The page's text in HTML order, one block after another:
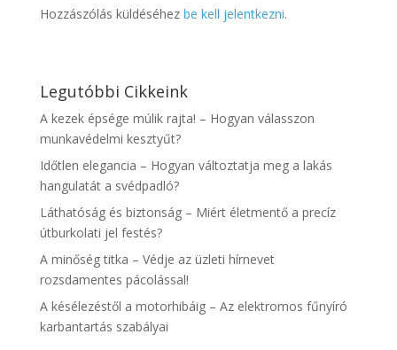
Hozzászólás küldéséhez be kell jelentkezni.
Legutóbbi Cikkeink
A kezek épsége múlik rajta! – Hogyan válasszon
munkavédelmi kesztyűt?
Időtlen elegancia – Hogyan változtatja meg a lakás
hangulatát a svédpadló?
Láthatóság és biztonság – Miért életmentő a precíz
útburkolati jel festés?
A minőség titka – Védje az üzleti hírnevet
rozsdamentes pácolással!
A késélezéstől a motorhibáig – Az elektromos fűnyíró
karbantartás szabályai